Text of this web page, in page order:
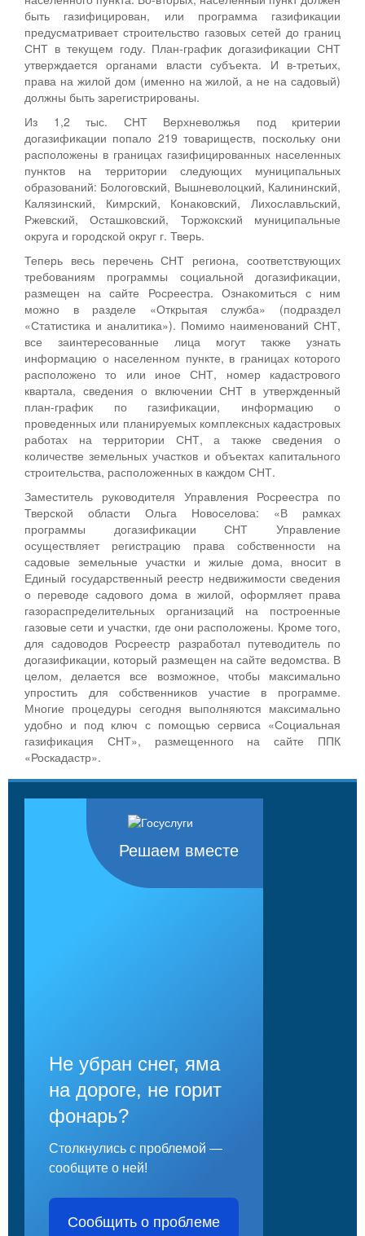
быть газифицирован, или программа газификации
предусматривает строительство газовых сетей до границ
СНТ в текущем году. План-график догазификации СНТ
утверждается органами власти субъекта. И в-третьих,
права на жилой дом (именно на жилой, а не на садовый)
должны быть зарегистрированы.
Из 1,2 тыс. СНТ Верхневолжья под критерии
догазификации попало 219 товариществ, поскольку они
расположены в границах газифицированных населенных
пунктов на территории следующих муниципальных
образований: Бологовский, Вышневолоцкий, Калининский,
Калязинский, Кимрский, Конаковский, Лихославльский,
Ржевский, Осташковский, Торжокский муниципальные
округа и городской округ г. Тверь.
Теперь весь перечень СНТ региона, соответствующих
требованиям программы социальной догазификации,
размещен на сайте Росреестра. Ознакомиться с ним
можно в разделе «Открытая служба» (подраздел
«Статистика и аналитика»). Помимо наименований СНТ,
все заинтересованные лица могут также узнать
информацию о населенном пункте, в границах которого
расположено то или иное СНТ, номер кадастрового
квартала, сведения о включении СНТ в утвержденный
план-график по газификации, информацию о
проведенных или планируемых комплексных кадастровых
работах на территории СНТ, а также сведения о
количестве земельных участков и объектах капитального
строительства, расположенных в каждом СНТ.
Заместитель руководителя Управления Росреестра по
Тверской области Ольга Новоселова: «В рамках
программы догазификации СНТ Управление
осуществляет регистрацию права собственности на
садовые земельные участки и жилые дома, вносит в
Единый государственный реестр недвижимости сведения
о переводе садового дома в жилой, оформляет права
газораспределительных организаций на построенные
газовые сети и участки, где они расположены. Кроме того,
для садоводов Росреестр разработал путеводитель по
догазификации, который размещен на сайте ведомства. В
целом, делается все возможное, чтобы максимально
упростить для собственников участие в программе.
Многие процедуры сегодня выполняются максимально
удобно и под ключ с помощью сервиса «Социальная
газификация СНТ», размещенного на сайте ППК
«Роскадастр».
Решаем вместе
Не убран снег, яма
на дороге, не горит
фонарь?
Столкнулись с проблемой —
сообщите о ней!
Сообщить о проблеме